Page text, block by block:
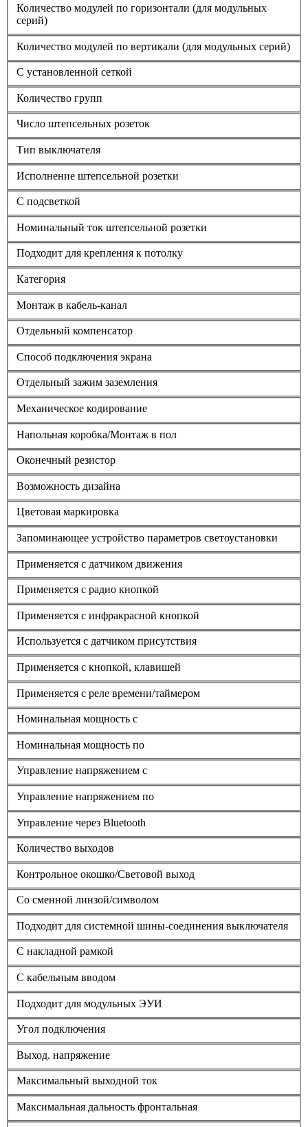
Количество модулей по горизонтали (для модульных
серий)
Количество модулей по вертикали (для модульных серий)
С установленной сеткой
Количество групп
Число штепсельных розеток
Тип выключателя
Исполнение штепсельной розетки
С подсветкой
Номинальный ток штепсельной розетки
Подходит для крепления к потолку
Категория
Монтаж в кабель-канал
Отдельный компенсатор
Способ подключения экрана
Отдельный зажим заземления
Механическое кодирование
Напольная коробка/Монтаж в пол
Оконечный резистор
Возможность дизайна
Цветовая маркировка
Запоминающее устройство параметров светоустановки
Применяется с датчиком движения
Применяется с радио кнопкой
Применяется с инфракрасной кнопкой
Используется с датчиком присутствия
Применяется с кнопкой, клавишей
Применяется с реле времени/таймером
Номинальная мощность с
Номинальная мощность по
Управление напряжением с
Управление напряжением по
Управление через Bluetooth
Количество выходов
Контрольное окошко/Световой выход
Со сменной линзой/символом
Подходит для системной шины-соединения выключателя
С накладной рамкой
С кабельным вводом
Подходит для модульных ЭУИ
Угол подключения
Выход. напряжение
Максимальный выходной ток
Максимальная дальность фронтальная